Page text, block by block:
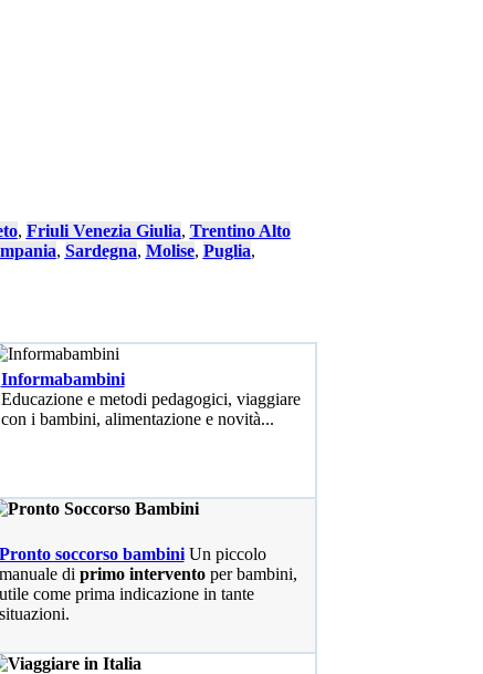
, Friuli Venezia Giulia, Trentino Alto
, Sardegna, Molise, Puglia,
Informabambini
Educazione e metodi pedagogici, viaggiare
con i bambini, alimentazione e novità...
Pronto soccorso bambiniUn piccolo
manuale di primo interventoper bambini,
utile come prima indicazione in tante
situazioni.